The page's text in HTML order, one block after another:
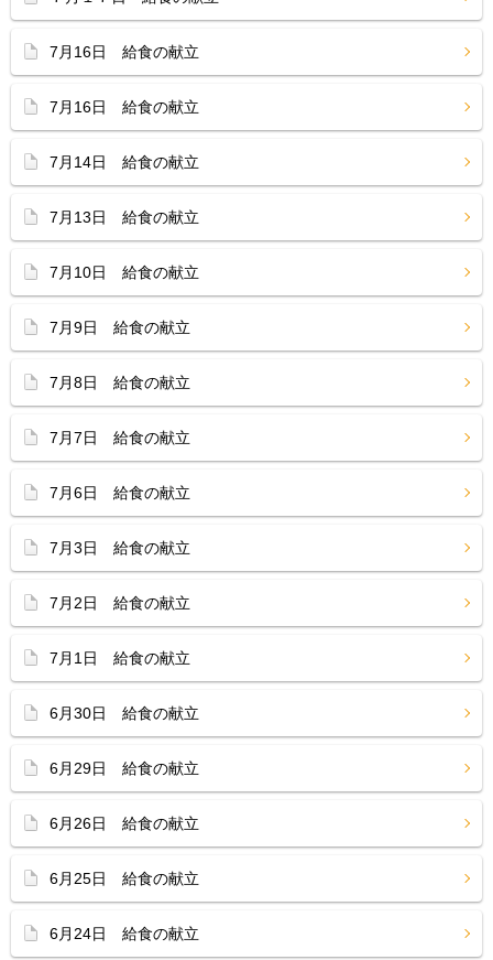
7月16日 給食の献立
7月16日 給食の献立
7月14日 給食の献立
7月13日 給食の献立
7月10日 給食の献立
7月9日 給食の献立
7月8日 給食の献立
7月7日 給食の献立
7月6日 給食の献立
7月3日 給食の献立
7月2日 給食の献立
7月1日 給食の献立
6月30日 給食の献立
6月29日 給食の献立
6月26日 給食の献立
6月25日 給食の献立
6月24日 給食の献立